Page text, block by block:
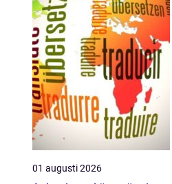
01 augusti 2026